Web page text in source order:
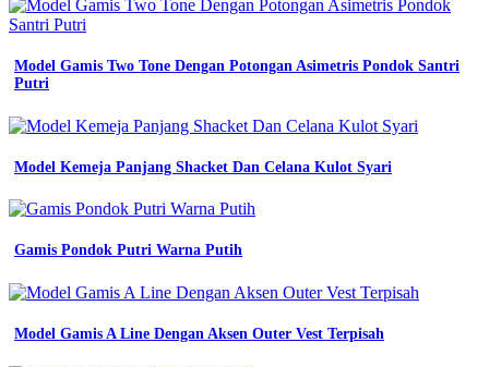
Panjang
jahit
baju
bandung
dan
seragam
seragam
kerja
kantor
murah
bandung
Model Gamis Two Tone Dengan Potongan Asimetris Pondok Santri
Putri
Model Kemeja Panjang Shacket Dan Celana Kulot Syari
Gamis Pondok Putri Warna Putih
Model Gamis A Line Dengan Aksen Outer Vest Terpisah